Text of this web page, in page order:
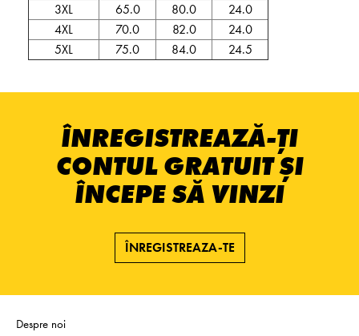
3XL
65.0 80.0
24.0
4XL
70.0 82.0
24.0
5XL
75.0 84.0 24.5
ÎNREGISTREAZĂ-ȚI
CONTUL GRATUIT ȘI
ÎNCEPE SĂ VINZI
ÎNREGISTREAZA-TE
Despre noi